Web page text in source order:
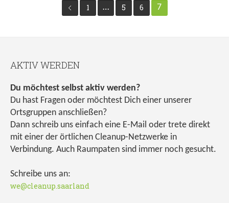
1 … 5 6 7
AKTIV WERDEN
Du möchtest selbst aktiv werden?
Du hast Fragen oder möchtest Dich einer unserer
Ortsgruppen anschließen?
Dann schreib uns einfach eine E-Mail oder trete direkt
mit einer der örtlichen Cleanup-Netzwerke in
Verbindung. Auch Raumpaten sind immer noch gesucht.
Schreibe uns an:
we@cleanup.saarland